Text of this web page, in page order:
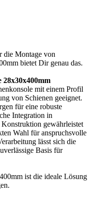
die Montage von
bietet Dir genau das.
28x30x400mm
mit einem Profil
von Schienen geeignet.
für eine robuste
Integration in
gewährleistet
Wahl für anspruchsvolle
lässt sich die
Basis für
ist die ideale Lösung